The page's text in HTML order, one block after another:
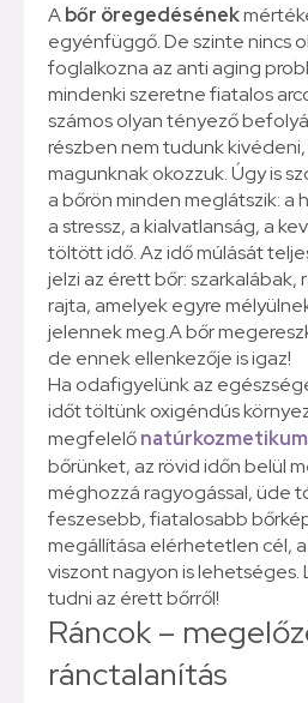
Abőr öregedésének
egyénfüggő. De szinte nincs
foglalkozna az anti aging
mindenki szeretne fiatalos
számos olyan tényező
részben nem tudunk
magunknak okozzuk. Úgy is
a bőrön minden meglátszik: a
a stressz, a kialvatlanság, a
töltött idő. Az idő múlását
jelzi az érett bőr: szarkalábak,
rajta, amelyek egyre
jelennek meg.A bőr
de ennek ellenkezője is igaz!
​Ha odafigyelünk az
időt töltünk oxigéndús
megfelelő
bőrünket, az rövid időn belül
méghozzá ragyogással, üde
feszesebb, fiatalosabb
megállítása elérhetetlen cél,
viszont nagyon is lehetséges.
tudni az érett bőrről!
Ráncok –
ránctalanítás